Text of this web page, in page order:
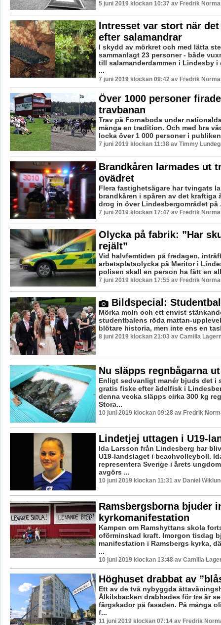
5 juni 2019 klockan 10:37 av Fredrik
Intresset var stort när det
efter salamandrar
I skydd av mörkret och med lätta
sammanlagt 23 personer - både
till salamanderdammen i Lindesby i
...
7 juni 2019 klockan 09:42 av Fredrik
Över 1000 personer
travbanan
Trav på Fornaboda under
många en tradition. Och med bra
locka över 1 000 personer i
7 juni 2019 klockan 11:38 av Timmy
Brandkåren larmades ut
ovädret
Flera fastighetsägare har tvingats
brandkåren i spåren av det kraftiga
drog in över Lindesbergområdet på
7 juni 2019 klockan 17:47 av Fredrik
Olycka på fabrik: ”Har
rejält”
Vid halvfemtiden på fredagen,
arbetsplatsolycka på Meritor i
polisen skall en person ha fått en
7 juni 2019 klockan 17:55 av Fredrik
Bildspecial:
Mörka moln och ett envist
studentbalens röda mattan-
blötare historia, men inte ens en
8 juni 2019 klockan 21:03 av Camilla
Nu släpps regnbågarna
Enligt sedvanligt manér bjuds det i
gratis fiske efter ädelfisk i
denna vecka släpps cirka 300 kg
Stora...
10 juni 2019 klockan 09:28 av Fredrik
Lindetjej uttagen i U19-
Ida Larsson från Lindesberg har
U19-landslaget i beachvolleyboll.
representera Sverige i årets
avgörs ...
10 juni 2019 klockan 11:31 av Daniel
Ramsbergsborna bjuder
kyrkomanifestation
Kampen om Ramshyttans skola
oförminskad kraft. Imorgon tisdag
manifestation i Ramsbergs kyrka,
...
10 juni 2019 klockan 13:48 av Camilla
Höghuset drabbat av
Ett av de två nybyggda
Ålkilsbacken drabbades för tre år
färgskador på fasaden. På många
f...
11 juni 2019 klockan 07:14 av Fredrik